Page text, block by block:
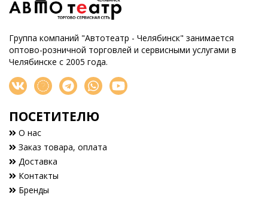
Группа компаний "Автотеатр - Челябинск" занимается
оптово-розничной торговлей и сервисными услугами в
Челябинске с 2005 года.
ПОСЕТИТЕЛЮ
О нас
Заказ товара, оплата
Доставка
Контакты
Бренды